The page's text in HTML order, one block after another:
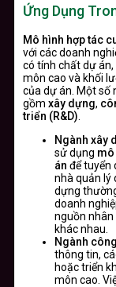
Ứng Dụng
Mô hình hợp tác
với các doanh
có tính chất dự
môn cao và khối
của dự án. Một số
gồm xây dựng,
triển (R&D)
Ngành xây
sử dụng mô
án để tuyển
nhà quản lý
dựng
doanh
nguồn nhân
khác nhau.
Ngành
thông tin,
hoặc triển
môn cao.